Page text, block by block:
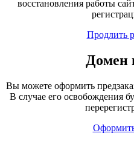
восстановления работы
Продлить
Домен
Вы можете оформить
В случае его освобождения